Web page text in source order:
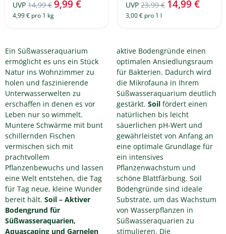
UVP 14,99 € 9,99 €
4,99 € pro 1 kg
UVP 23,99 € 14,99 €
3,00 € pro 1 l
Ein Süßwasseraquarium
ermöglicht es uns ein Stück
Natur ins Wohnzimmer zu
holen und faszinierende
Unterwasserwelten zu
erschaffen in denen es vor
Leben nur so wimmelt.
Muntere Schwärme mit bunt
schillernden Fischen
vermischen sich mit
prachtvollem
Pflanzenbewuchs und lassen
eine Welt entstehen, die Tag
für Tag neue, kleine Wunder
bereit hält. Soil – Aktiver
Bodengrund für
Süßwasseraquarien,
Aquascaping und Garnelen
aktive Bodengründe einen
optimalen Ansiedlungsraum
für Bakterien. Dadurch wird
die Mikrofauna in Ihrem
Süßwasseraquarium deutlich
gestärkt. Soil fördert einen
natürlichen bis leicht
säuerlichen pH-Wert und
gewährleistet von Anfang an
eine optimale Grundlage für
ein intensives
Pflanzenwachstum und
schöne Blattfärbung. Soil
Bodengründe sind ideale
Substrate, um das Wachstum
von Wasserpflanzen in
Süßwasseraquarien zu
stimulieren. Die